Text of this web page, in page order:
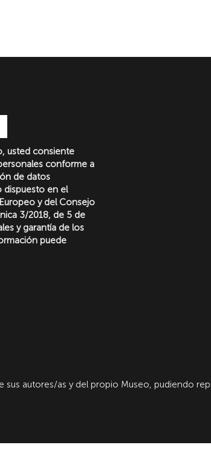
usted consiente
conforme a
de datos
dispuesto en el
y del Consejo
3/2018, de 5 de
y garantía de los
puede
sus autores/as y del propio Museo, pudiendo